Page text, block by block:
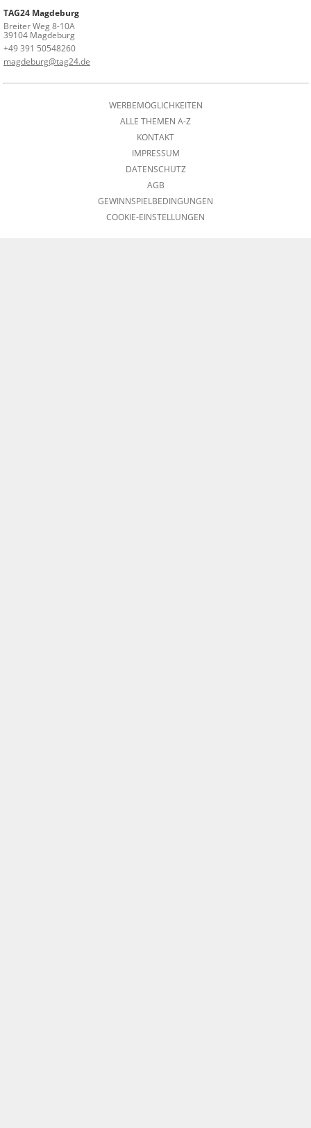
TAG24 Magdeburg
Breiter Weg 8-10A
39104 Magdeburg
+49 391 50548260
magdeburg@tag24.de
WERBEMÖGLICHKEITEN
ALLE THEMEN A-Z
KONTAKT
IMPRESSUM
DATENSCHUTZ
AGB
GEWINNSPIELBEDINGUNGEN
COOKIE-EINSTELLUNGEN